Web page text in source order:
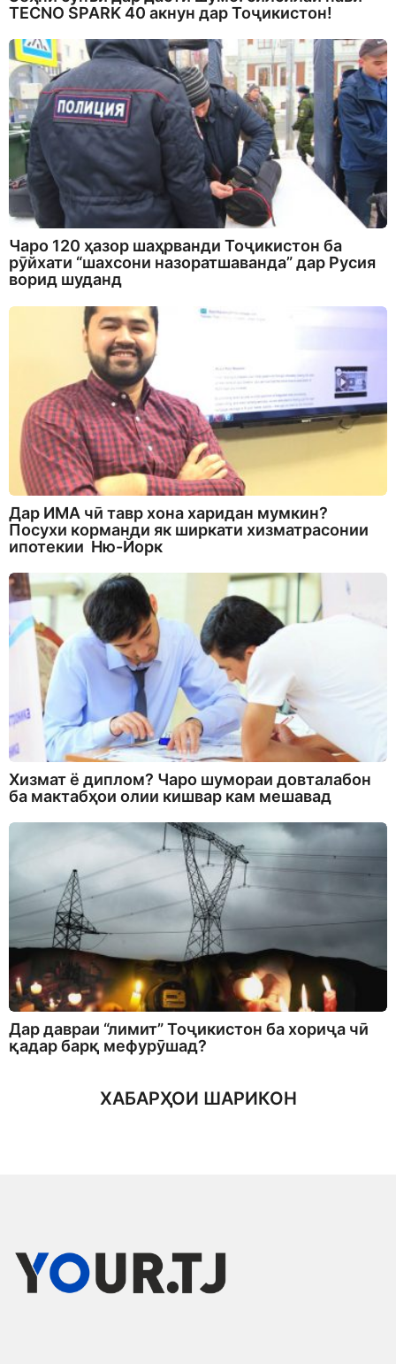
TECNO SPARK 40 акнун дар Тоҷикистон!
Чаро 120 ҳазор шаҳрванди Тоҷикистон ба
рӯйхати “шахсони назоратшаванда” дар Русия
ворид шуданд
Дар ИМА чӣ тавр хона харидан мумкин?
Посухи корманди як ширкати хизматрасонии
ипотекии Ню-Йорк
Хизмат ё диплом? Чаро шумораи довталабон
ба мактабҳои олии кишвар кам мешавад
Дар давраи “лимит” Тоҷикистон ба хориҷа чӣ
қадар барқ мефурӯшад?
ХАБАРҲОИ ШАРИКОН